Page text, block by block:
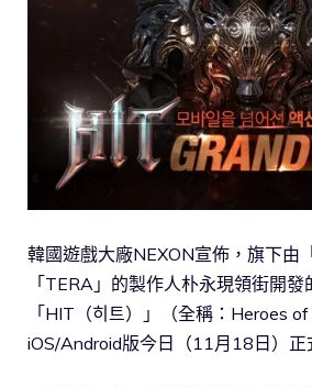
韓國遊戲大廠NEXON宣佈，旗下由
「TERA」的製作人朴永現領街開
「HIT（히트）」（全稱：Heroes of
iOS/Android版今日（11月18日）正